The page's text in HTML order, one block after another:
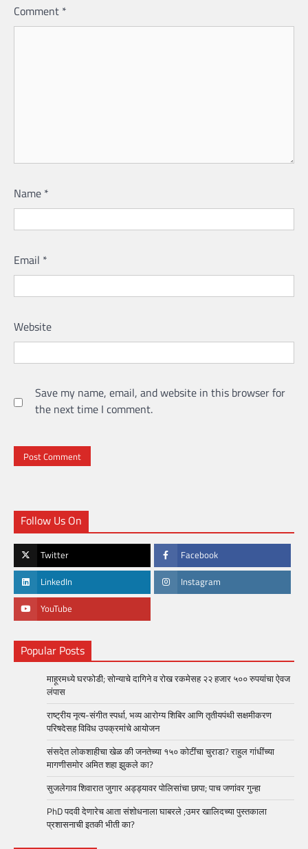
Comment *
Name *
Email *
Website
Save my name, email, and website in this browser for
the next time I comment.
Follow Us On
Twitter Facebook
LinkedIn Instagram
YouTube
Popular Posts
माहूरमध्ये घरफोडी; सोन्याचे दागिने व रोख रकमेसह २२ हजार ५०० रुपयांचा ऐवज
लंपास
राष्ट्रीय नृत्य-संगीत स्पर्धा, भव्य आरोग्य शिबिर आणि तृतीयपंथी सक्षमीकरण
परिषदेसह विविध उपक्रमांचे आयोजन
संसदेत लोकशाहीचा खेळ की जनतेच्या १५० कोटींचा चुराडा? राहुल गांधींच्या
मागणीसमोर अमित शहा झुकले का?
सुजलेगाव शिवारात जुगार अड्ड्यावर पोलिसांचा छापा; पाच जणांवर गुन्हा
PhD पदवी देणारेच आता संशोधनाला घाबरले ;उमर खालिदच्या पुस्तकाला
प्रशासनाची इतकी भीती का?